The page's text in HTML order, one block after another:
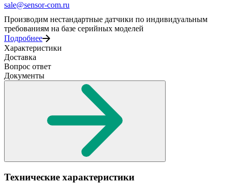
sale@sensor-com.ru
Производим нестандартные датчики по индивидуальным
требованиям на базе серийных моделей
Подробнее
Характеристики
Доставка
Вопрос ответ
Документы
Технические характеристики